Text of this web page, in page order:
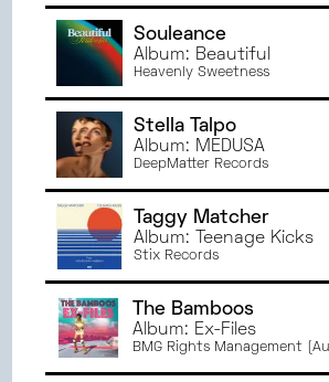
Souleance
Album: Beautiful
Heavenly Sweetness
Stella Talpo
Album: MEDUSA
DeepMatter Records
Taggy Matcher
Album: Teenage Kicks
Stix Records
The Bamboos
Album: Ex-Files
BMG Rights Management